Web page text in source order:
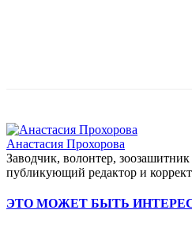
Анастасия Прохорова
Заводчик, волонтер,
публикующий редактор и
ЭТО МОЖЕТ БЫТЬ